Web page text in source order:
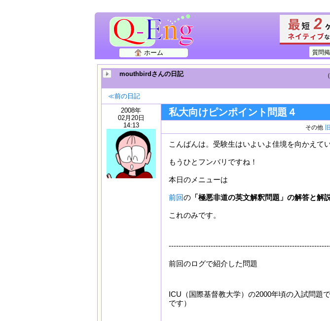
質問
ホーム
mouthbirdさんの日記
≪前の日記
2008年
02月20日
14:13
私大向けピンポイント問題４
その他
こんばんは。受験生はいよいよ佳境を向かえて
もうひとフンバリですね！
本日のメニューは
前回の「極悪非道の英文解釈問題」の解答と解
これのみです。
前回のログで紹介した問題
ICU（国際基督教大学）の2000年頃の入試問題
です）